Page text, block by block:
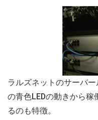
ラルズネットのサーバ
の青色LEDの動きから
るのも特徴。